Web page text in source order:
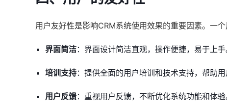
用户友好性是影响CRM系统使用效果的重要因素。一
界面简洁：界面设计简洁直观，操作便捷，易于上手
培训支持：提供全面的用户培训和技术支持，帮助用
用户反馈：重视用户反馈，不断优化系统功能和体验